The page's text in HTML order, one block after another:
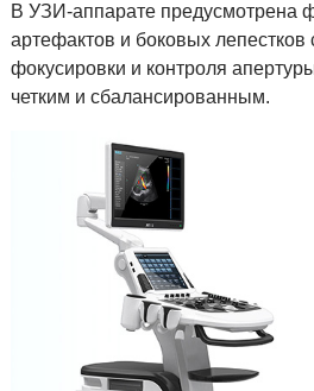
В УЗИ-аппарате предусмотрена
артефактов и боковых
фокусировки и контроля
четким и сбалансированным.